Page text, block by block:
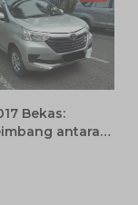
Bekas:
antara
Fitur Modern